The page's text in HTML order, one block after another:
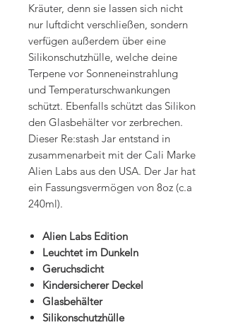
Kräuter, denn sie lassen sich nicht
nur luftdicht verschließen, sondern
verfügen außerdem über eine
Silikonschutzhülle, welche deine
Terpene vor Sonneneinstrahlung
und Temperaturschwankungen
schützt. Ebenfalls schützt das Silikon
den Glasbehälter vor zerbrechen.
Dieser Re:stash Jar entstand in
zusammenarbeit mit der Cali Marke
Alien Labs aus den USA. Der Jar hat
ein Fassungsvermögen von 8oz (c.a
240ml).
Alien Labs Edition
Leuchtet im Dunkeln
Geruchsdicht
Kindersicherer Deckel
Glasbehälter
Silikonschutzhülle